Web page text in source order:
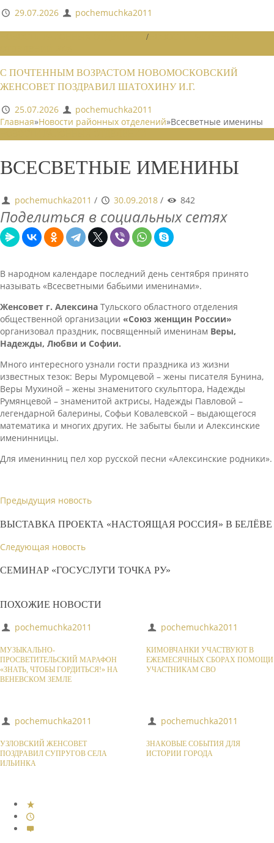
29.07.2026 pochemuchka2011
/
С ПОЧТЕННЫМ ВОЗРАСТОМ НОВОМОСКОВСКИЙ
ЖЕНСОВЕТ ПОЗДРАВИЛ ШАТОХИНУ И.Г.
25.07.2026
pochemuchka2011
Главная»Новости районных отделений»Всесветные именины
ВСЕСВЕТНЫЕ ИМЕНИНЫ
pochemuchka2011 / 30.09.2018 / 842
Поделиться в социальных сетях
В народном календаре последний день сентября принято
называть «Всесветными бабьими именинами».
Женсовет г. Алексина Тульского областного отделения
общественной организации «Союз женщин России»
организовал праздник, посвященный именинам Веры,
Надежды, Любви и Софии.
Много интересного узнали гости праздника из жизни
известных тезок: Веры Муромцевой – жены писателя Бунина,
Веры Мухиной – жены знаменитого скульптора, Надежды
Румянцевой – знаменитой актрисы, Надежды Павловой –
легендарной балерины, Софьи Ковалевской – выдающегося
математика и многих других. Не забыты были и Алексинские
именинницы.
Для именинниц пел хор русской песни «Алексинские родники».
Предыдущия новость
ВЫСТАВКА ПРОЕКТА «НАСТОЯЩАЯ РОССИЯ» В БЕЛЁВЕ
Следующая новость
СЕМИНАР «ГОСУСЛУГИ ТОЧКА РУ»
ПОХОЖИЕ НОВОСТИ
pochemuchka2011
МУЗЫКАЛЬНО-
ПРОСВЕТИТЕЛЬСКИЙ МАРАФОН
«ЗНАТЬ, ЧТОБЫ ГОРДИТЬСЯ!» НА
ВЕНЕВСКОМ ЗЕМЛЕ
pochemuchka2011
КИМОВЧАНКИ УЧАСТВУЮТ В
ЕЖЕМЕСЯЧНЫХ СБОРАХ ПОМОЩИ
УЧАСТНИКАМ СВО
pochemuchka2011
УЗЛОВСКИЙ ЖЕНСОВЕТ
ПОЗДРАВИЛ СУПРУГОВ СЕЛА
ИЛЬИНКА
pochemuchka2011
ЗНАКОВЫЕ СОБЫТИЯ ДЛЯ
ИСТОРИИ ГОРОДА